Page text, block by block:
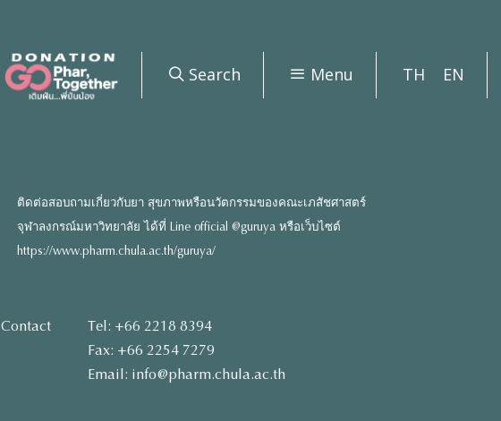
Search Menu TH EN
ติดต่อสอบถามเกี่ยวกับยา สุขภาพหรือนวัตกรรมของคณะเภสัชศาสตร์
จุฬาลงกรณ์มหาวิทยาลัย ได้ที่ Line official @guruya หรือเว็บไซต์
https://www.pharm.chula.ac.th/guruya/
Contact
Tel: +66 2218 8394
Fax: +66 2254 7279
Email: info@pharm.chula.ac.th